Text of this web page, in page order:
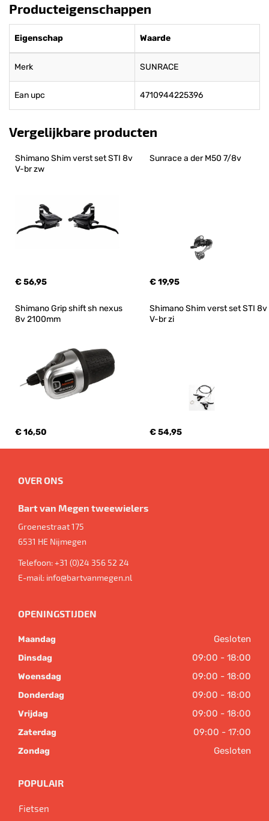
Producteigenschappen
Eigenschap Waarde
Merk SUNRACE
Ean upc 4710944225396
Vergelijkbare producten
Shimano Shim verst set STI 8v
V-br zw
€ 56,95
Sunrace a der M50 7/8v
€ 19,95
Shimano Grip shift sh nexus
8v 2100mm
€ 16,50
Shimano Shim verst set STI 8v
V-br zi
€ 54,95
OVER ONS
Bart van Megen tweewielers
Groenestraat 175
6531 HE Nijmegen
Telefoon:+31 (0)24 356 52 24
E-mail: info@bartvanmegen.nl
OPENINGSTIJDEN
Maandag Gesloten
Dinsdag 09:00 - 18:00
Woensdag 09:00 - 18:00
Donderdag 09:00 - 18:00
Vrijdag 09:00 - 18:00
Zaterdag 09:00 - 17:00
Zondag Gesloten
POPULAIR
Fietsen